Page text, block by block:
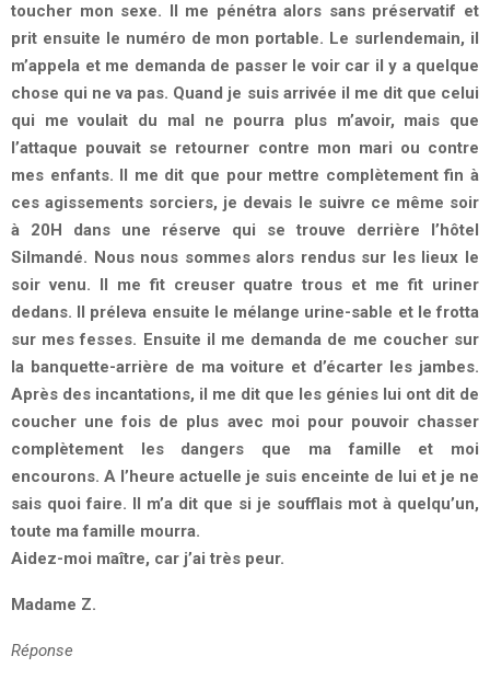
toucher mon sexe. Il me pénétra alors sans préservatif et
prit ensuite le numéro de mon portable. Le surlendemain, il
m’appela et me demanda de passer le voir car il y a quelque
chose qui ne va pas. Quand je suis arrivée il me dit que celui
qui me voulait du mal ne pourra plus m’avoir, mais que
l’attaque pouvait se retourner contre mon mari ou contre
mes enfants. Il me dit que pour mettre complètement fin à
ces agissements sorciers, je devais le suivre ce même soir
à 20H dans une réserve qui se trouve derrière l’hôtel
Silmandé. Nous nous sommes alors rendus sur les lieux le
soir venu. Il me fit creuser quatre trous et me fit uriner
dedans. Il préleva ensuite le mélange urine-sable et le frotta
sur mes fesses. Ensuite il me demanda de me coucher sur
la banquette-arrière de ma voiture et d’écarter les jambes.
Après des incantations, il me dit que les génies lui ont dit de
coucher une fois de plus avec moi pour pouvoir chasser
complètement les dangers que ma famille et moi
encourons. A l’heure actuelle je suis enceinte de lui et je ne
sais quoi faire. Il m’a dit que si je soufflais mot à quelqu’un,
toute ma famille mourra.
Aidez-moi maître, car j’ai très peur.
Madame Z.
Réponse